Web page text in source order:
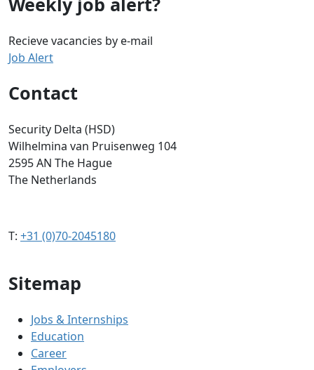
Recieve vacancies by e-mail
Job Alert
Contact
Security Delta (HSD)
Wilhelmina van Pruisenweg 104
2595 AN The Hague
The Netherlands
T: +31 (0)70-2045180
Sitemap
Jobs & Internships
Education
Career